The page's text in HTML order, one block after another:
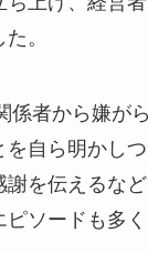
。
係者から嫌が
自ら明かし
謝を伝えるな
ソードも多く